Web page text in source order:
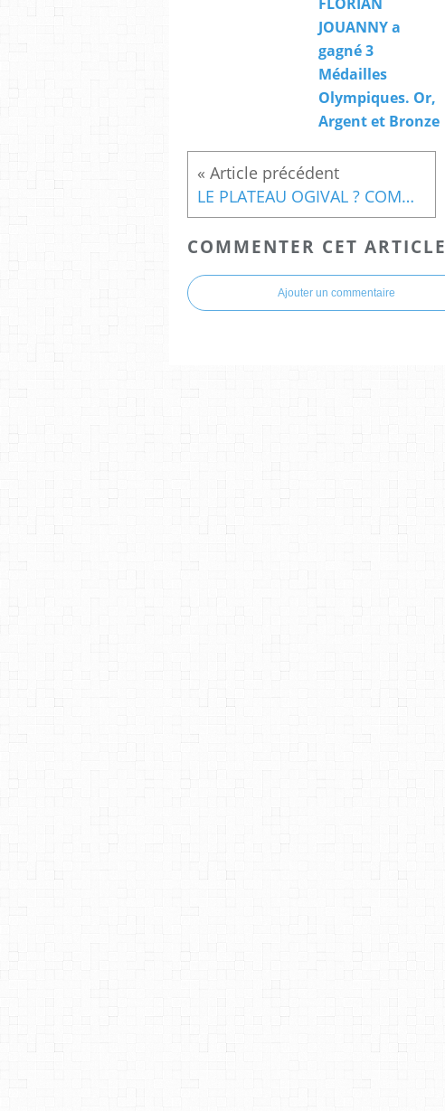
JOUANNY a
gagné 3
Médailles
Olympiques. Or,
Argent et Bronze
LE PLATEAU OGIVAL ? COMMENT Ç’A MARCHE ?
COMMENTER CET ARTICLE
Ajouter un commentaire